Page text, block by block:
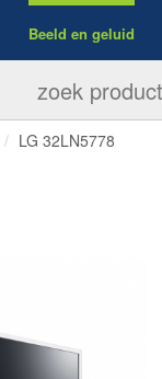
Beeld en geluid
LG 32LN5778